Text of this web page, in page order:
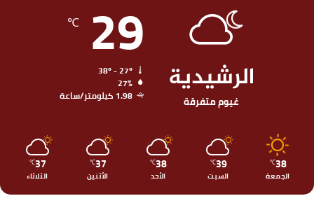
الرشيدية
غيوم متفرقة
29
℃
27%
1.98 كيلومتر/ساعة
38
℃
الجمعة
39
℃
السبت
38
℃
الأحد
37
℃
الأثنين
37
℃
الثلاثاء